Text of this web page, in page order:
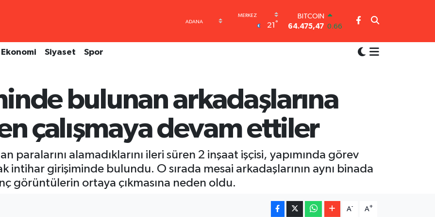
21 °
DOLAR
47,5971 0.05
BİST100
13.703 0
64.475,47
Ekonomi Siyaset Spor
bulunan arkadaşlarına
çalışmaya devam ettiler
paralarını alamadıklarını ileri süren 2 inşaat işçisi, yapımında görev
intihar girişiminde bulundu. O sırada mesai arkadaşlarının aynı binada
görüntülerin ortaya çıkmasına neden oldu.
A- A+